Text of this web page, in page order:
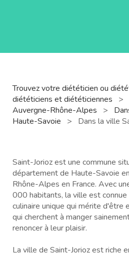
Trouvez votre diététicien ou
diététiciens et diététiciennes
>
Auvergne-Rhône-Alpes
>
Haute-Savoie
> Dans la ville
Saint-Jorioz est une commune
département de Haute-Savoie
Rhône-Alpes en France. Avec
000 habitants, la ville est
culinaire unique qui mérite d'être
qui cherchent à manger
renoncer à leur plaisir.
La ville de Saint-Jorioz est riche